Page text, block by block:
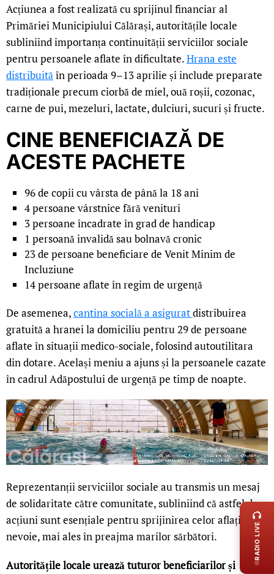
Acțiunea a fost realizată cu sprijinul financiar al
Primăriei Municipiului Călărași, autoritățile locale
subliniind importanța continuității serviciilor sociale
pentru persoanele aflate în dificultate.Hrana este
distribuităîn perioada 9–13 aprilie și include preparate
tradiționale precum ciorbă de miel, ouă roșii, cozonac,
carne de pui, mezeluri, lactate, dulciuri, sucuri și fructe.
CINE BENEFICIAZĂ DE
ACESTE PACHETE
96 de copii cu vârsta de până la 18 ani
4 persoane vârstnice fără venituri
3 persoane încadrate în grad de handicap
1 persoană invalidă sau bolnavă cronic
23 de persoane beneficiare de Venit Minim de
Incluziune
14 persoane aflate în regim de urgență
De asemenea,cantina socială a asiguratdistribuirea
gratuită a hranei la domiciliu pentru 29 de persoane
aflate în situații medico-sociale, folosind autoutilitara
din dotare. Același meniu a ajuns și la persoanele cazate
în cadrul Adăpostului de urgență pe timp de noapte.
Reprezentanții serviciilor sociale au transmis un mesaj
de solidaritate către comunitate, subliniind că astfel de
acțiuni sunt esențiale pentru sprijinirea celor aflați în
nevoie, mai ales în preajma marilor sărbători.
Autoritățile locale urează tuturor beneficiarilor și
LIVE
RADIO LIVE